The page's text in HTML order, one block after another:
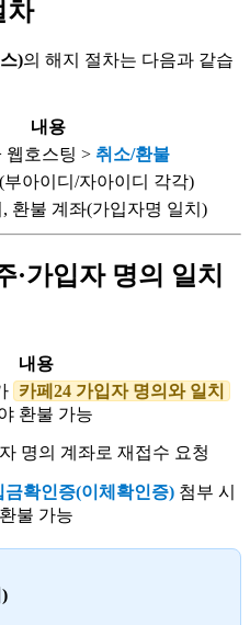
차
)의 해지 절차는 다음과 같습
내용
웹호스팅 > 취소/환불
아이디/자아이디 각각)
환불 계좌(가입자명 일치)
가입자 명의 일치
내용
카페24 가입자 명의와 일치
환불 가능
명의 계좌로 재접수 요청
금확인증(이체확인증)첨부 시
환불 가능